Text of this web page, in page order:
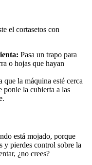
el cortasetos con
Pasa un trapo para
o hojas que hayan
que la máquina esté cerca
ponle la cubierta a las
está mojado, porque
y pierdes control sobre la
¿no crees?